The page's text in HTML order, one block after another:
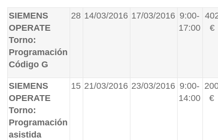
SIEMENS
OPERATE
Torno:
Programación
Código G
28 14/03/2016 17/03/2016 9:00-
17:00
€
SIEMENS
OPERATE
Torno:
Programación
asistida
15 21/03/2016 23/03/2016 9:00-
14:00
€